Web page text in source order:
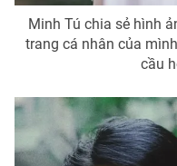
Minh Tú chia sẻ hình
trang cá nhân của
cầu